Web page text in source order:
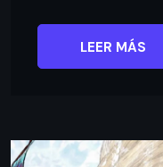
LEER MÁS